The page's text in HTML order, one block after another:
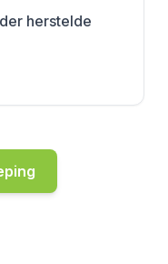
herstelde